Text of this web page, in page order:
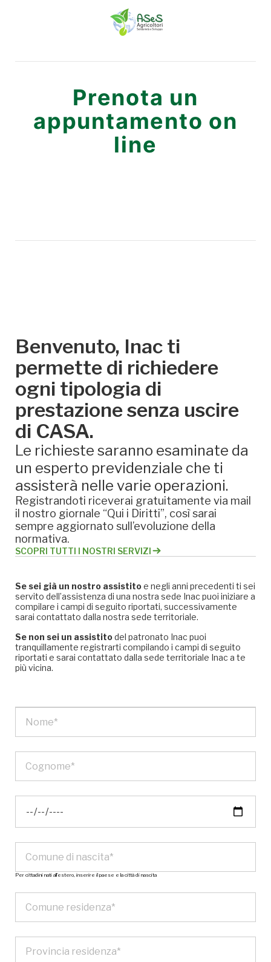
Prenota un
appuntamento on
line
Benvenuto, Inac ti
permette di richiedere
ogni tipologia di
prestazione senza uscire
di CASA.
Le richieste saranno esaminate da
un esperto previdenziale che ti
assisterà nelle varie operazioni.
Registrandoti riceverai gratuitamente via mail
il nostro giornale “Qui i Diritti”, così sarai
sempre aggiornato sull’evoluzione della
normativa.
SCOPRI TUTTI I NOSTRI SERVIZI
Se sei già un nostro assistitoe negli anni precedenti ti sei
servito dell’assistenza di una nostra sede Inac puoi iniziare a
compilare i campi di seguito riportati, successivamente
sarai contattato dalla nostra sede territoriale.
Se non sei un assistitodel patronato Inac puoi
tranquillamente registrarti compilando i campi di seguito
riportati e sarai contattato dalla sede territoriale Inac a te
più vicina.
Per cittadini nati all’estero, inserire il paese e la città di nascita